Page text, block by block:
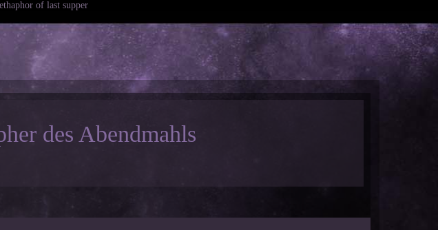
of last supper
des Abendmahls